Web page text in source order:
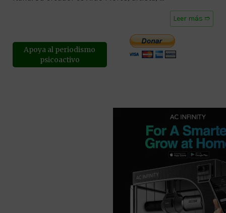
Leer más ➱
Apoya al periodismo
psicoactivo